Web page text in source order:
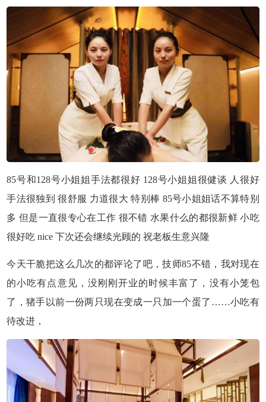
85号和128号小姐姐手法都很好 128号小姐姐很健谈 人很好
手法很独到 很舒服 力道很大 特别棒 85号小姐姐话不算特别
多 但是一直很专心在工作 很不错 水果什么的都很新鲜 小吃
很好吃 nice 下次还会继续光顾的 祝老板生意兴隆
今天干脆把这么几次的都评论了吧，技师85不错，我对现在
的小吃有点意见，没刚刚开业的时候丰富了，没有小笼包
了，猪手以前一份两只现在变成一只加一个蛋了……小吃有
待改进，